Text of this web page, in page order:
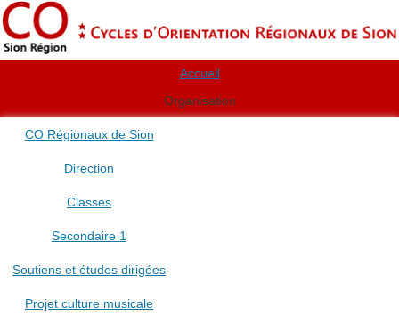
Accueil
Organisation
CO Régionaux de Sion
Direction
Classes
Secondaire 1
Soutiens et études dirigées
Projet culture musicale